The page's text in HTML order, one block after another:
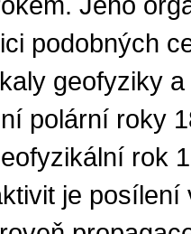
podobných
geofyziky
polární roky
rok
je posílení